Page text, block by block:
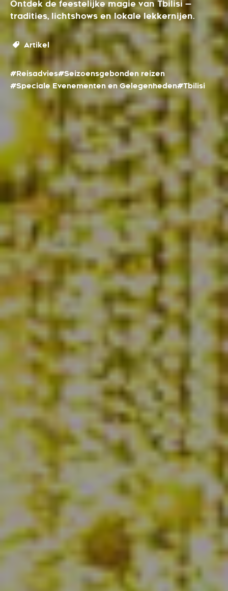
Ontdek de feestelijke magie van Tbilisi —
tradities, lichtshows en lokale lekkernijen.
Artikel
#Reisadvies#Seizoensgebonden reizen
#Speciale Evenementen en Gelegenheden#Tbilisi